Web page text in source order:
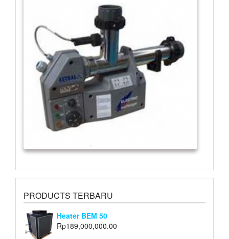
PRODUCTS TERBARU
Heater BEM 50
Rp189,000,000.00